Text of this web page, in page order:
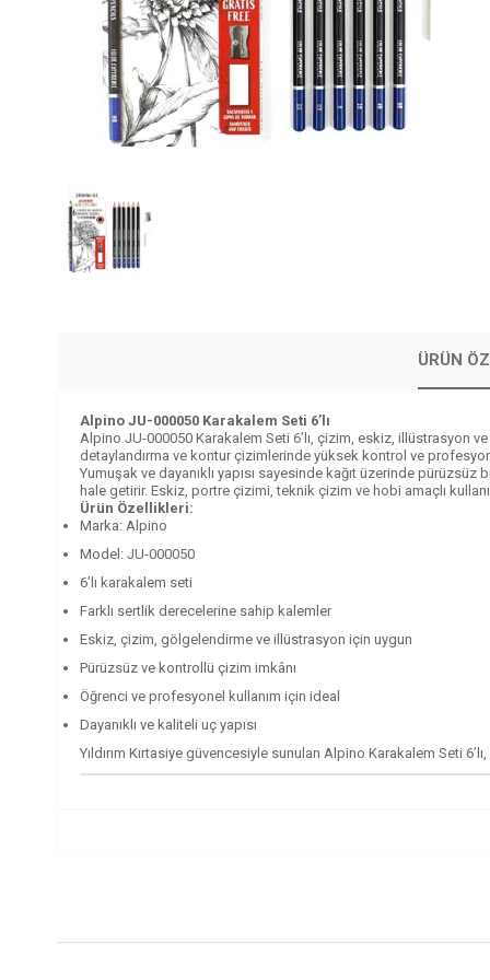
ÜRÜN
Alpino JU-000050 Karakalem Seti 6’lı
Alpino JU-000050 Karakalem Seti 6’lı, çizim, eskiz, illüstrasyon
detaylandırma ve kontur çizimlerinde yüksek kontrol ve
Yumuşak ve dayanıklı yapısı sayesinde kağıt üzerinde
hale getirir. Eskiz, portre çizimi, teknik çizim ve hobi amaçlı
Ürün Özellikleri:
Marka: Alpino
Model: JU-000050
6’lı karakalem seti
Farklı sertlik derecelerine sahip kalemler
Eskiz, çizim, gölgelendirme ve illüstrasyon için uygun
Pürüzsüz ve kontrollü çizim imkânı
Öğrenci ve profesyonel kullanım için ideal
Dayanıklı ve kaliteli uç yapısı
Yıldırım Kırtasiye güvencesiyle sunulan Alpino Karakalem Seti